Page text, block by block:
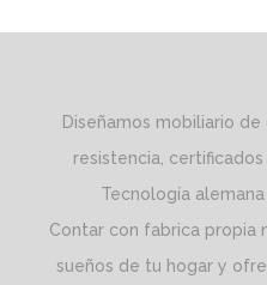
Diseñamos mobiliario
resistencia,
Tecnología
Contar con fabrica propia
sueños de tu hogar y